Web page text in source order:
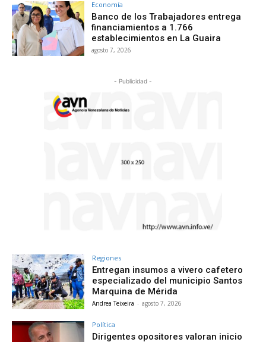
Economía
Banco de los Trabajadores entrega
financiamientos a 1.766
establecimientos en La Guaira
agosto 7, 2026
- Publicidad -
Regiones
Entregan insumos a vivero cafetero
especializado del municipio Santos
Marquina de Mérida
Andrea Teixeira - agosto 7, 2026
Política
Dirigentes opositores valoran inicio